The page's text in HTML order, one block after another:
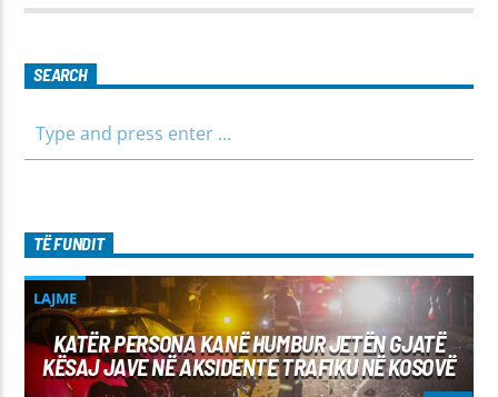
SEARCH
TË FUNDIT
LAJME
KATËR PERSONA KANË HUMBUR JETËN GJATË
KËSAJ JAVE NË AKSIDENTE TRAFIKU NË KOSOVË